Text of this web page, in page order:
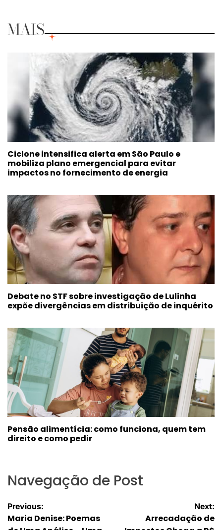
MAIS
Ciclone intensifica alerta em São Paulo e
mobiliza plano emergencial para evitar
impactos no fornecimento de energia
Debate no STF sobre investigação de Lulinha
expõe divergências em distribuição de inquérito
Pensão alimentícia: como funciona, quem tem
direito e como pedir
Navegação de Post
Previous:
Maria Denise: Poemas
Next:
Arrecadação de